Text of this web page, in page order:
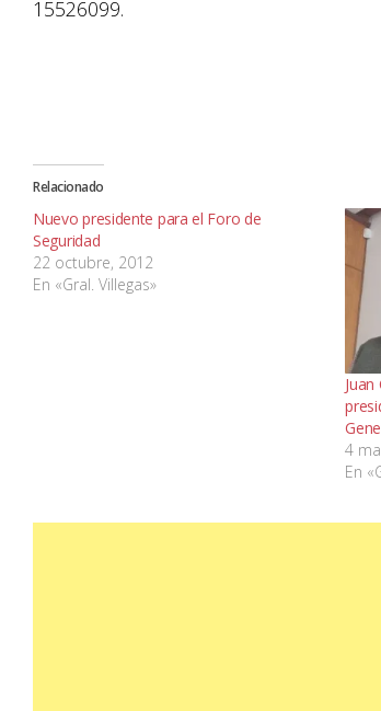
15526099.
Relacionado
Nuevo presidente para el Foro de
Seguridad
22 octubre, 2012
En «Gral. Villegas»
4
En